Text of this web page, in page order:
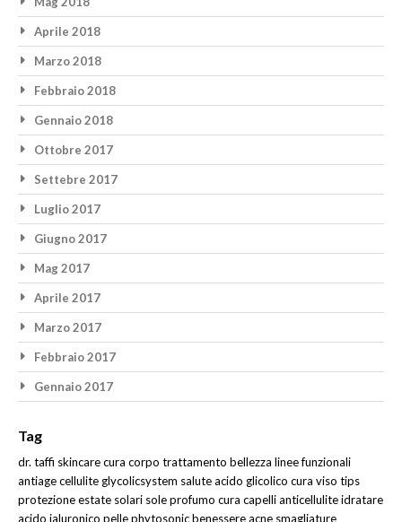
Aprile 2018
Marzo 2018
Febbraio 2018
Gennaio 2018
Ottobre 2017
Settebre 2017
Luglio 2017
Giugno 2017
Mag 2017
Aprile 2017
Marzo 2017
Febbraio 2017
Gennaio 2017
Tag
dr. taffi skincarecura corpo trattamento bellezza linee funzionali
antiagecellulite glycolicsystem saluteacido glicolico cura viso tips
protezioneestate solari soleprofumo cura capellianticelluliteidratare
acido ialuronico pellephytosonicbenessereacne smagliature